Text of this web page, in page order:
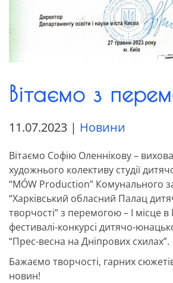
Вітаємо з
11.07.2023 | Новини
Вітаємо Софію Оленнікову –
художнього колективу студії
“MÓW Production” Комунального
“Харківський обласний Палац
творчості” з перемогою – І місце
фестивалі-конкурсі дитячо-
“Прес-весна на Дніпрових схилах”.
Бажаємо творчості, гарних
новин!